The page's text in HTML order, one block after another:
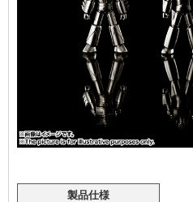
製品仕様